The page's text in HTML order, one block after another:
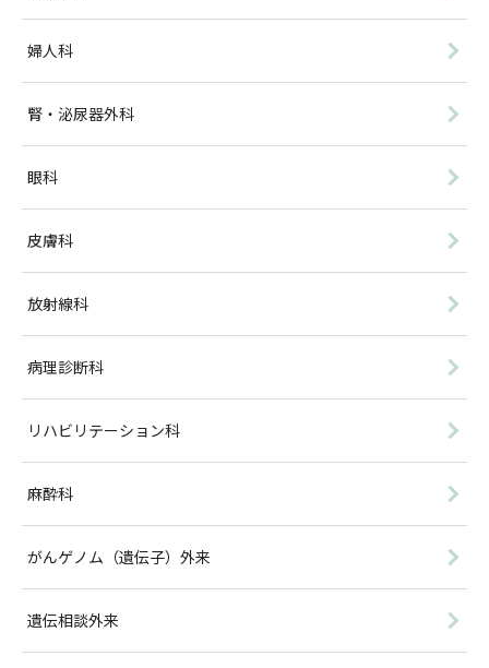
婦人科
腎・泌尿器外科
眼科
皮膚科
放射線科
病理診断科
リハビリテーション科
麻酔科
がんゲノム（遺伝子）外来
遺伝相談外来